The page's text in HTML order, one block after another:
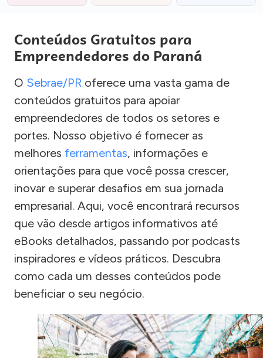
Conteúdos Gratuitos para
Empreendedores do Paraná
O Sebrae/PR oferece uma vasta gama de
conteúdos gratuitos para apoiar
empreendedores de todos os setores e
portes. Nosso objetivo é fornecer as
melhores ferramentas, informações e
orientações para que você possa crescer,
inovar e superar desafios em sua jornada
empresarial. Aqui, você encontrará recursos
que vão desde artigos informativos até
eBooks detalhados, passando por podcasts
inspiradores e vídeos práticos. Descubra
como cada um desses conteúdos pode
beneficiar o seu negócio.